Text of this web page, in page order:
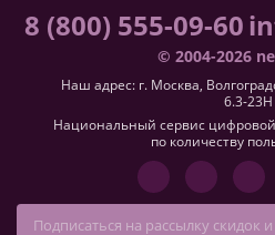
8 (800) 555-09-60
© 2004-2026
Наш адрес: г. Москва,
6.3-23H
Национальный сервис
по количеству